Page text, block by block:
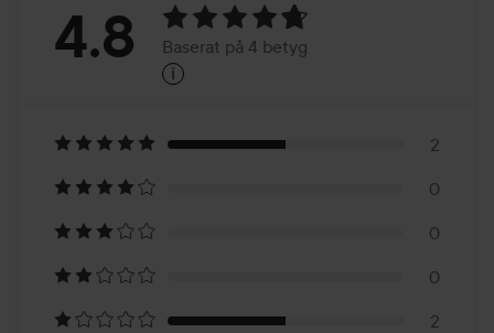
Betyg:
Baserat
på
4
betyg
4.8 Baserat på 4 betyg
i
2
0
0
0
2